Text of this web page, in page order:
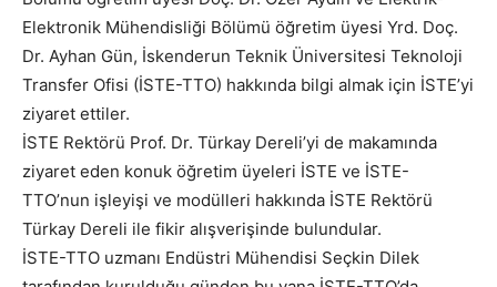
Elektronik Mühendisliği Bölümü öğretim üyesi Yrd. Doç.
Dr. Ayhan Gün, İskenderun Teknik Üniversitesi Teknoloji
Transfer Ofisi (İSTE-TTO) hakkında bilgi almak için İSTE’yi
ziyaret ettiler.
İSTE Rektörü Prof. Dr. Türkay Dereli’yi de makamında
ziyaret eden konuk öğretim üyeleri İSTE ve İSTE-
TTO’nun işleyişi ve modülleri hakkında İSTE Rektörü
Türkay Dereli ile fikir alışverişinde bulundular.
İSTE-TTO uzmanı Endüstri Mühendisi Seçkin Dilek